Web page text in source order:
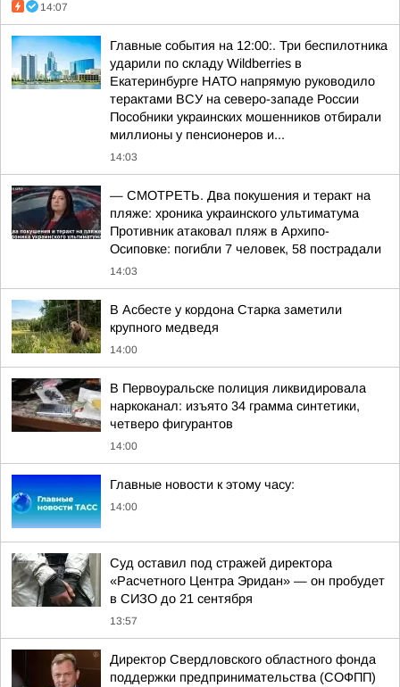
14:07
Главные события на 12:00:. Три беспилотника
ударили по складу Wildberries в
Екатеринбурге НАТО напрямую руководило
терактами ВСУ на северо-западе России
Пособники украинских мошенников отбирали
миллионы у пенсионеров и...
14:03
— СМОТРЕТЬ. Два покушения и теракт на
пляже: хроника украинского ультиматума
Противник атаковал пляж в Архипо-
Осиповке: погибли 7 человек, 58 пострадали
14:03
В Асбесте у кордона Старка заметили
крупного медведя
14:00
В Первоуральске полиция ликвидировала
наркоканал: изъято 34 грамма синтетики,
четверо фигурантов
14:00
Главные новости к этому часу:
14:00
Суд оставил под стражей директора
«Расчетного Центра Эридан» — он пробудет
в СИЗО до 21 сентября
13:57
Директор Свердловского областного фонда
поддержки предпринимательства (СОФПП)